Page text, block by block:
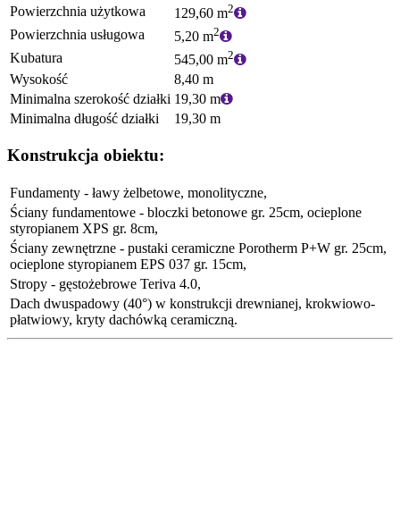
Powierzchnia użytkowa 129,60 m2
Powierzchnia usługowa 5,20 m2
Kubatura 545,00 m2
Wysokość
8,40 m
Minimalna szerokość działki 19,30 m
Minimalna długość działki
19,30 m
Konstrukcja obiektu:
Fundamenty - ławy żelbetowe, monolityczne,
Ściany fundamentowe - bloczki betonowe gr. 25cm, ocieplone
styropianem XPS gr. 8cm,
Ściany zewnętrzne - pustaki ceramiczne Porotherm P+W gr. 25cm,
ocieplone styropianem EPS 037 gr. 15cm,
Stropy - gęstożebrowe Teriva 4.0,
Dach dwuspadowy (40°) w konstrukcji drewnianej, krokwiowo-
płatwiowy, kryty dachówką ceramiczną.